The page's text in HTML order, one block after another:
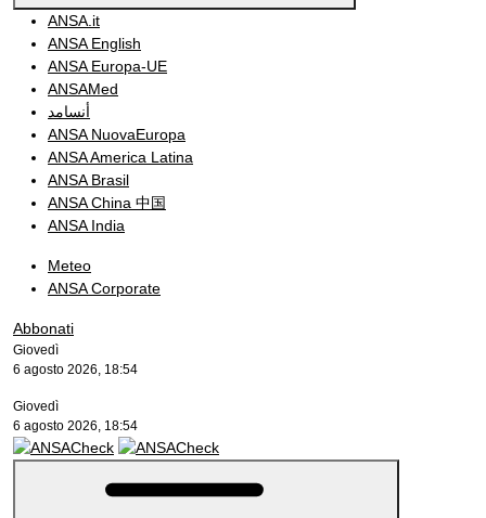
ANSA.it
ANSA English
ANSA Europa-UE
ANSAMed
أنسامد
ANSA NuovaEuropa
ANSA America Latina
ANSA Brasil
ANSA China 中国
ANSA India
Meteo
ANSA Corporate
Abbonati
Giovedì
6 agosto 2026, 18:54
Giovedì
6 agosto 2026, 18:54